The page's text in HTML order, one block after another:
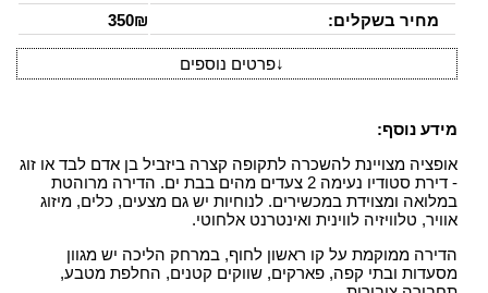
מחיר בשקלים:
350₪
↓פרטים נוספים
מידע נוסף:
אופציה מצויינת להשכרה לתקופה קצרה ביזביל בן אדם לבד או זוג
- דירת סטודיו נעימה 2 צעדים מהים בבת ים. הדירה מרוהטת
במלואה ומצוידת במכשירים. לנוחיות יש גם מצעים, כלים, מיזוג
אוויר, טלוויזיה לווינית ואינטרנט אלחוטי.
הדירה ממוקמת על קו ראשון לחוף, במרחק הליכה יש מגוון
מסעדות ובתי קפה, פארקים, שווקים קטנים, החלפת מטבע,